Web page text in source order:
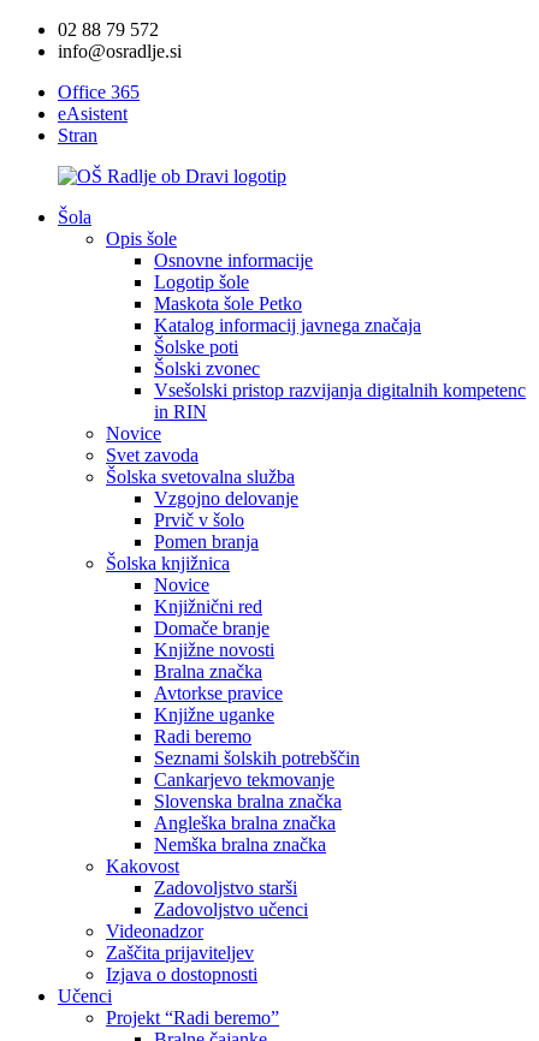
02 88 79 572
info@osradlje.si
Office 365
eAsistent
Stran
Šola
Opis šole
Osnovne informacije
Logotip šole
Maskota šole Petko
Katalog informacij javnega značaja
Šolske poti
Šolski zvonec
Vsešolski pristop razvijanja digitalnih kompetenc
in RIN
Novice
Svet zavoda
Šolska svetovalna služba
Vzgojno delovanje
Prvič v šolo
Pomen branja
Šolska knjižnica
Novice
Knjižnični red
Domače branje
Knjižne novosti
Bralna značka
Avtorkse pravice
Knjižne uganke
Radi beremo
Seznami šolskih potrebščin
Cankarjevo tekmovanje
Slovenska bralna značka
Angleška bralna značka
Nemška bralna značka
Kakovost
Zadovoljstvo starši
Zadovoljstvo učenci
Videonadzor
Zaščita prijaviteljev
Izjava o dostopnosti
Učenci
Projekt “Radi beremo”